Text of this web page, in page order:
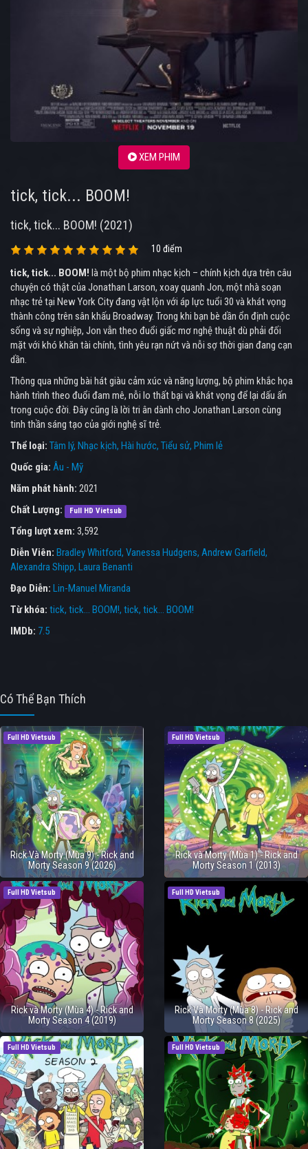
XEM PHIM
tick, tick... BOOM!
tick, tick... BOOM! (2021)
10 điểm
tick, tick... BOOM! là một bộ phim nhạc kịch – chính kịch dựa trên câu
chuyện có thật của Jonathan Larson, xoay quanh Jon, một nhà soạn
nhạc trẻ tại New York City đang vật lộn với áp lực tuổi 30 và khát vọng
thành công trên sân khấu Broadway. Trong khi bạn bè dần ổn định cuộc
sống và sự nghiệp, Jon vẫn theo đuổi giấc mơ nghệ thuật dù phải đối
mặt với khó khăn tài chính, tình yêu rạn nứt và nỗi sợ thời gian đang cạn
dần.
Thông qua những bài hát giàu cảm xúc và năng lượng, bộ phim khắc họa
hành trình theo đuổi đam mê, nỗi lo thất bại và khát vọng để lại dấu ấn
trong cuộc đời. Đây cũng là lời tri ân dành cho Jonathan Larson cùng
tinh thần sáng tạo của giới nghệ sĩ trẻ.
Thể loại: Tâm lý Nhạc kịch Hài hước Tiểu sử Phim lẻ
Quốc gia: Âu - Mỹ
Năm phát hành: 2021
Chất Lượng:
Full HD Vietsub
Tổng lượt xem: 3,592
Diễn Viên: Bradley Whitford Vanessa Hudgens Andrew Garfield
Alexandra Shipp Laura Benanti
Đạo Diễn: Lin-Manuel Miranda
Từ khóa: tick, tick... BOOM!, tick, tick... BOOM!
IMDb: 7.5
Có Thể Bạn Thích
Full HD Vietsub
Rick Và Morty (Mùa 9) - Rick and
Morty Season 9 (2026)
Full HD Vietsub
Rick và Morty (Mùa 1) - Rick and
Morty Season 1 (2013)
Full HD Vietsub
Rick và Morty (Mùa 4) - Rick and
Morty Season 4 (2019)
Full HD Vietsub
Rick Và Morty (Mùa 8) - Rick and
Morty Season 8 (2025)
Full HD Vietsub Full HD Vietsub